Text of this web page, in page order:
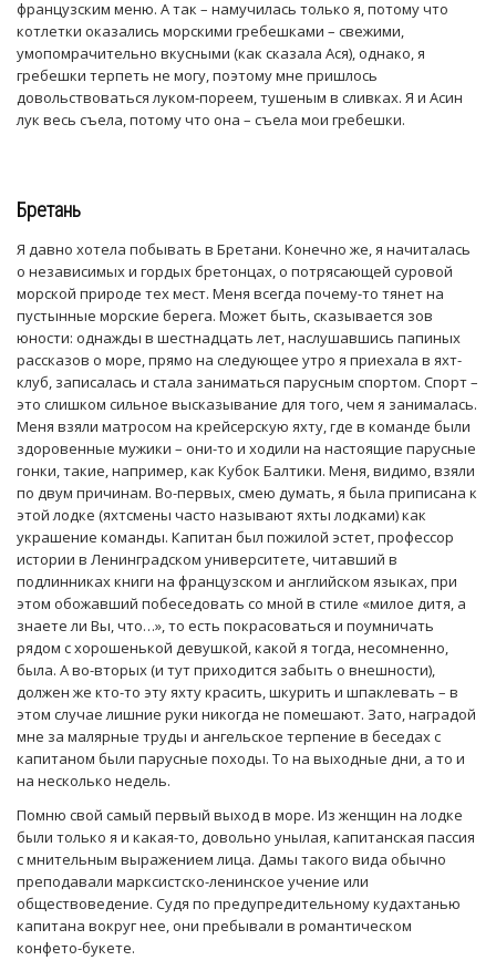
французским меню. А так – намучилась только я, потому что
котлетки оказались морскими гребешками – свежими,
умопомрачительно вкусными (как сказала Ася), однако, я
гребешки терпеть не могу, поэтому мне пришлось
довольствоваться луком-пореем, тушеным в сливках. Я и Асин
лук весь съела, потому что она – съела мои гребешки.
Бретань
Я давно хотела побывать в Бретани. Конечно же, я начиталась
о независимых и гордых бретонцах, о потрясающей суровой
морской природе тех мест. Меня всегда почему-то тянет на
пустынные морские берега. Может быть, сказывается зов
юности: однажды в шестнадцать лет, наслушавшись папиных
рассказов о море, прямо на следующее утро я приехала в яхт-
клуб, записалась и стала заниматься парусным спортом. Спорт –
это слишком сильное высказывание для того, чем я занималась.
Меня взяли матросом на крейсерскую яхту, где в команде были
здоровенные мужики – они-то и ходили на настоящие парусные
гонки, такие, например, как Кубок Балтики. Меня, видимо, взяли
по двум причинам. Во-первых, смею думать, я была приписана к
этой лодке (яхтсмены часто называют яхты лодками) как
украшение команды. Капитан был пожилой эстет, профессор
истории в Ленинградском университете, читавший в
подлинниках книги на французском и английском языках, при
этом обожавший побеседовать со мной в стиле «милое дитя, а
знаете ли Вы, что…», то есть покрасоваться и поумничать
рядом с хорошенькой девушкой, какой я тогда, несомненно,
была. А во-вторых (и тут приходится забыть о внешности),
должен же кто-то эту яхту красить, шкурить и шпаклевать – в
этом случае лишние руки никогда не помешают. Зато, наградой
мне за малярные труды и ангельское терпение в беседах с
капитаном были парусные походы. То на выходные дни, а то и
на несколько недель.
Помню свой самый первый выход в море. Из женщин на лодке
были только я и какая-то, довольно унылая, капитанская пассия
с мнительным выражением лица. Дамы такого вида обычно
преподавали марксистско-ленинское учение или
обществоведение. Судя по предупредительному кудахтанью
капитана вокруг нее, они пребывали в романтическом
конфето-букете.